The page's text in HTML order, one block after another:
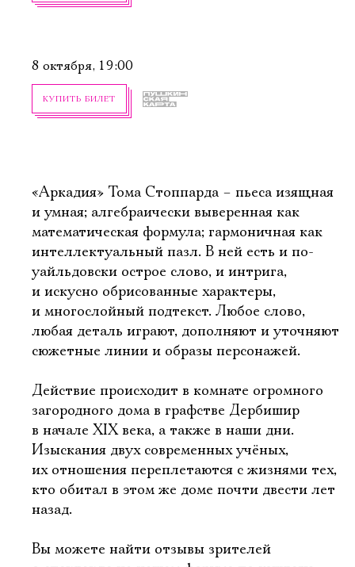
8 октября, 19:00
КУПИТЬ БИЛЕТ
«Аркадия» Тома Стоппарда – пьеса изящная
и умная; алгебраически выверенная как
математическая формула; гармоничная как
интеллектуальный пазл. В ней есть и по-
уайльдовски острое слово, и интрига,
и искусно обрисованные характеры,
и многослойный подтекст. Любое слово,
любая деталь играют, дополняют и уточняют
сюжетные линии и образы персонажей.
Действие происходит в комнате огромного
загородного дома в графстве Дербишир
в начале XIX века, а также в наши дни.
Изыскания двух современных учёных,
их отношения переплетаются с жизнями тех,
кто обитал в этом же доме почти двести лет
назад.
Вы можете найти отзывы зрителей